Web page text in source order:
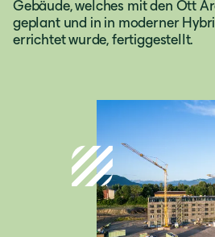
Gebäude, welches mit den Ott
geplant und in in moderner
errichtet wurde, fertiggestellt.
Deutschland
Deutsch
Österreich
Deutsch